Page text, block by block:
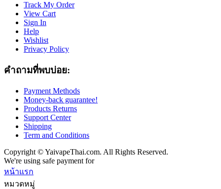
Track My Order
View Cart
Sign In
Help
Wishlist
Privacy Policy
คำถามที่พบบ่อย:
Payment Methods
Money-back guarantee!
Products Returns
Support Center
Shipping
Term and Conditions
Copyright © YaivapeThai.com. All Rights Reserved.
We're using safe payment for
หน้าแรก
หมวดหมู่